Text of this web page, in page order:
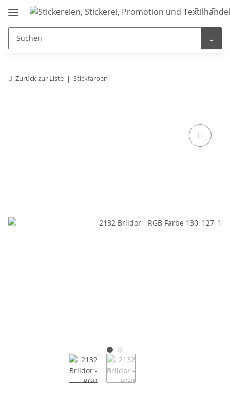
Zurück zur Liste Stickfarben